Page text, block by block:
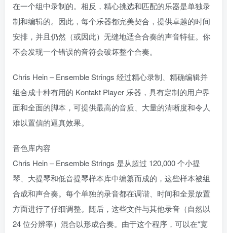
在一个组中录制的。相反，精心挑选和匹配的乐器是单独录
制和编辑的。因此，每个乐器都完美契合，提供卓越的时间
安排，并且仍然（或因此）无缝地适合合奏的声音特征。你
不会发现一个错误的音符会破坏整个合奏。
Chris Hein – Ensemble Strings 经过精心录制、精确编辑并
组合成十种有用的 Kontakt Player 乐器，具有定制的用户界
面和全面的脚本，可提供最高的音质、大量的清晰度和令人
难以置信的逼真效果。
音色库内容
Chris Hein – Ensemble Strings 是从超过 120,000 个小提
琴、大提琴和低音提琴样本库中编纂而成的，这些样本被组
合成和声合奏。每个单独的录音都在调谐、时间和全景放置
方面进行了仔细调整。随后，这些文件与其他录音（自然以
24 位分辨率）混合以形成合奏。由于这个程序，可以在“宽